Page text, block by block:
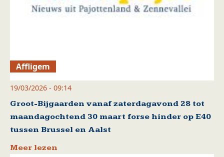
Affligem
19/03/2026 - 09:14
Groot-Bijgaarden vanaf zaterdagavond 28 tot
maandagochtend 30 maart forse hinder op E40
tussen Brussel en Aalst
Meer lezen